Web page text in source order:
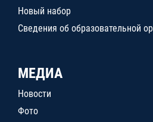
Новый набор
Сведения об образовательной
МЕДИА
Новости
Фото